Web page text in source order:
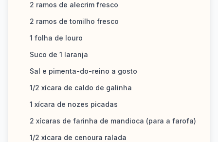
2 ramos de alecrim fresco
2 ramos de tomilho fresco
1 folha de louro
Suco de 1 laranja
Sal e pimenta-do-reino a gosto
1/2 xícara de caldo de galinha
1 xícara de nozes picadas
2 xícaras de farinha de mandioca (para a farofa)
1/2 xícara de cenoura ralada